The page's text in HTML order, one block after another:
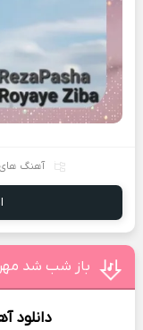
آهنگ
باز شب شد
دانلود